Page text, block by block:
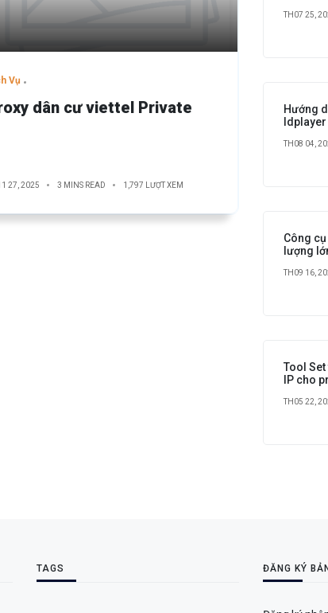
Vụ
dân cư viettel Private
27, 2025 3 MINS READ 1,797 LƯỢT XEM
TH07 25,
Hướng
ldplayer
TH08 04,
Công
lượng
TH09 16,
Tool
IP cho
TH05 22,
TAGS ĐĂNG KÝ